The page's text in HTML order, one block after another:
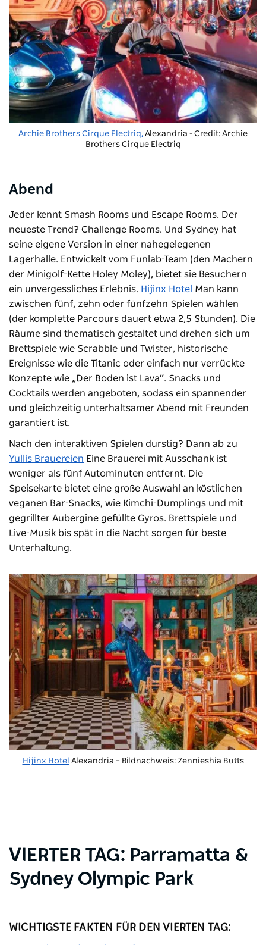
Archie Brothers Cirque Electriq, Alexandria - Credit: Archie
Brothers Cirque Electriq
Abend
Jeder kennt Smash Rooms und Escape Rooms. Der
neueste Trend? Challenge Rooms. Und Sydney hat
seine eigene Version in einer nahegelegenen
Lagerhalle. Entwickelt vom Funlab-Team (den Machern
der Minigolf-Kette Holey Moley), bietet sie Besuchern
ein unvergessliches Erlebnis. Hijinx Hotel Man kann
zwischen fünf, zehn oder fünfzehn Spielen wählen
(der komplette Parcours dauert etwa 2,5 Stunden). Die
Räume sind thematisch gestaltet und drehen sich um
Brettspiele wie Scrabble und Twister, historische
Ereignisse wie die Titanic oder einfach nur verrückte
Konzepte wie „Der Boden ist Lava“. Snacks und
Cocktails werden angeboten, sodass ein spannender
und gleichzeitig unterhaltsamer Abend mit Freunden
garantiert ist.
Nach den interaktiven Spielen durstig? Dann ab zu
Yullis Brauereien Eine Brauerei mit Ausschank ist
weniger als fünf Autominuten entfernt. Die
Speisekarte bietet eine große Auswahl an köstlichen
veganen Bar-Snacks, wie Kimchi-Dumplings und mit
gegrillter Aubergine gefüllte Gyros. Brettspiele und
Live-Musik bis spät in die Nacht sorgen für beste
Unterhaltung.
Hijinx Hotel Alexandria – Bildnachweis: Zennieshia Butts
VIERTER TAG: Parramatta &
Sydney Olympic Park
WICHTIGSTE FAKTEN FÜR DEN VIERTEN TAG: